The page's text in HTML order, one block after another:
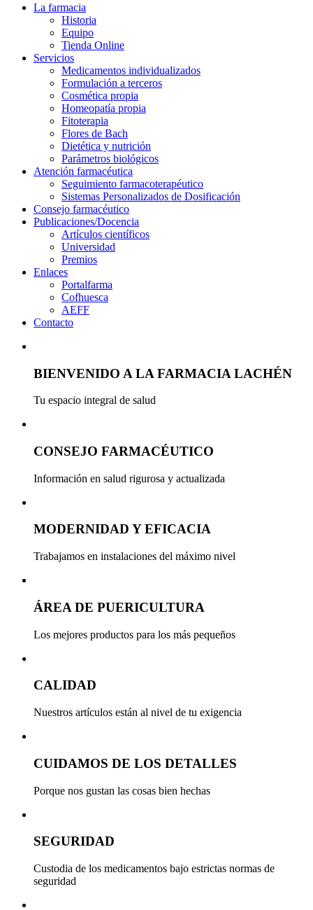
La farmacia
Historia
Equipo
Tienda Online
Servicios
Medicamentos individualizados
Formulación a terceros
Cosmética propia
Homeopatía propia
Fitoterapia
Flores de Bach
Dietética y nutrición
Parámetros biológicos
Atención farmacéutica
Seguimiento farmacoterapéutico
Sistemas Personalizados de Dosificación
Consejo farmacéutico
Publicaciones/Docencia
Artículos científicos
Universidad
Premios
Enlaces
Portalfarma
Cofhuesca
AEFF
Contacto
BIENVENIDO A LA FARMACIA LACHÉN
Tu espacio integral de salud
CONSEJO FARMACÉUTICO
Información en salud rigurosa y actualizada
MODERNIDAD Y EFICACIA
Trabajamos en instalaciones del máximo nivel
ÁREA DE PUERICULTURA
Los mejores productos para los más pequeños
CALIDAD
Nuestros artículos están al nivel de tu exigencia
CUIDAMOS DE LOS DETALLES
Porque nos gustan las cosas bien hechas
SEGURIDAD
Custodia de los medicamentos bajo estrictas normas de
seguridad